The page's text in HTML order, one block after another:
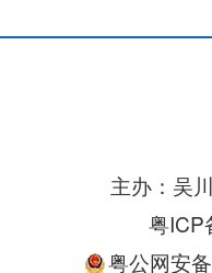
主办：吴
粤ICP
粤公网安